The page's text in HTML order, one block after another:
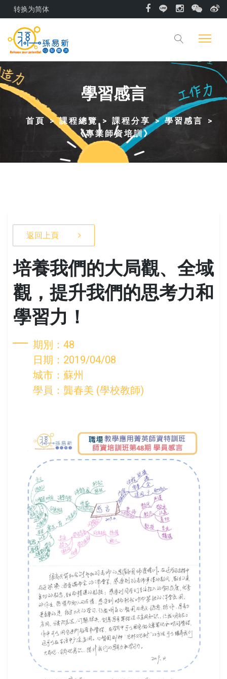
转换为简体
學習感言
首頁 課程總覽 課程分享
學習感言
《專業師資培訓》
返回上頁
培養我們的大局觀、全域
觀，提升我們的思考力和
學習力！
期別：48
日期：2019/04/08
城市：蘇州
學員：龔春美 (學校教師)